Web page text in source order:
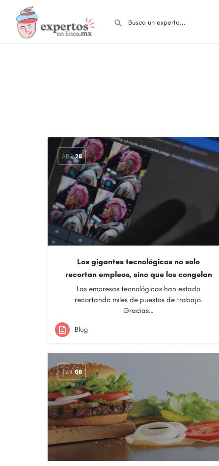
ABR 28
Los gigantes tecnológicos no solo
recortan empleos, sino que los congelan
Las empresas tecnológicas han estado
recortando miles de puestos de trabajo.
Gracias…
Blog
JUN 08